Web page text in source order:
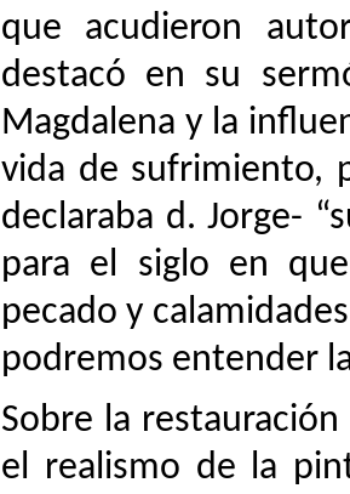
que acudieron
destacó en su
Magdalena y la
vida de sufrimiento,
declaraba d. Jorge-
para el siglo en
pecado y
podremos entender
Sobre la
el realismo de la